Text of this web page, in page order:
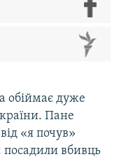
обіймає дуже
Пане
«я почув»
вбивць